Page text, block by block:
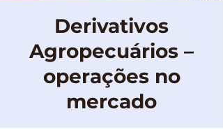
Derivativos
Agropecuários –
operações no
mercado